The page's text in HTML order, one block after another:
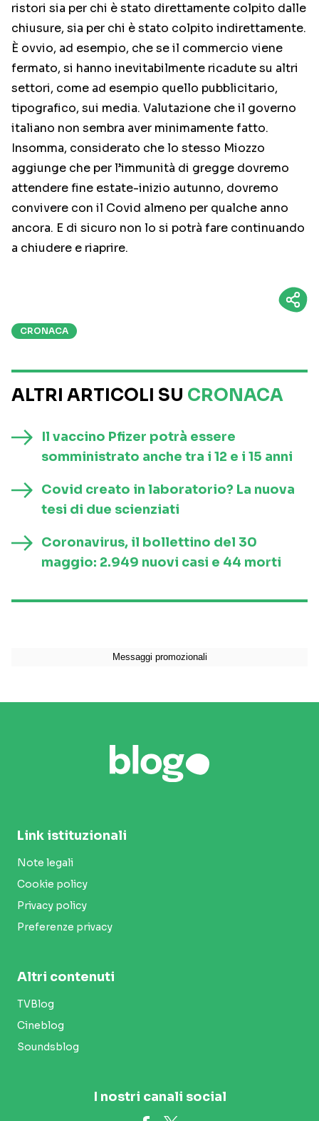
ristori sia per chi è stato direttamente colpito dalle
chiusure, sia per chi è stato colpito indirettamente.
È ovvio, ad esempio, che se il commercio viene
fermato, si hanno inevitabilmente ricadute su altri
settori, come ad esempio quello pubblicitario,
tipografico, sui media. Valutazione che il governo
italiano non sembra aver minimamente fatto.
Insomma, considerato che lo stesso Miozzo
aggiunge che per l’immunità di gregge dovremo
attendere fine estate-inizio autunno, dovremo
convivere con il Covid almeno per qualche anno
ancora. E di sicuro non lo si potrà fare continuando
a chiudere e riaprire.
CRONACA
ALTRI ARTICOLI SU CRONACA
Il vaccino Pfizer potrà essere
somministrato anche tra i 12 e i 15 anni
Covid creato in laboratorio? La nuova
tesi di due scienziati
Coronavirus, il bollettino del 30
maggio: 2.949 nuovi casi e 44 morti
Link istituzionali
Note legali
Cookie policy
Privacy policy
Preferenze privacy
Altri contenuti
TVBlog
Cineblog
Soundsblog
I nostri canali social